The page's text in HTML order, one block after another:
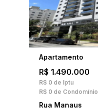
Apartamento
R$ 1.490.000
R$ 0 de Iptu
R$ 0 de Condomínio
Rua Manaus